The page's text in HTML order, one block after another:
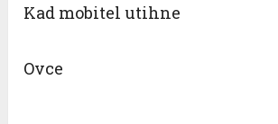
Kad mobitel utihne
Ovce